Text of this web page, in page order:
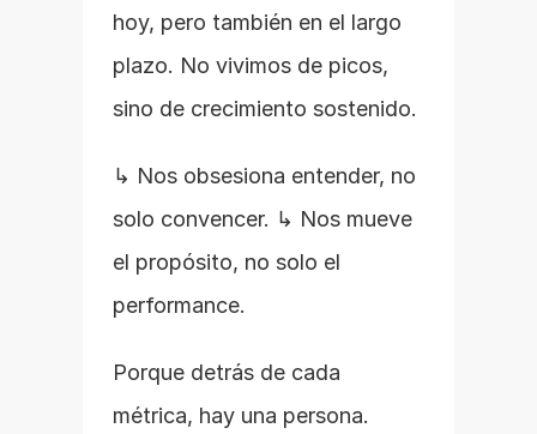
hoy, pero también en el largo
plazo. No vivimos de picos,
sino de crecimiento sostenido.
↳ Nos obsesiona entender, no
solo convencer. ↳ Nos mueve
el propósito, no solo el
performance.
Porque detrás de cada
métrica, hay una persona.